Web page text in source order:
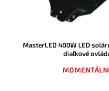
MasterLED 400W LED
diaľkové